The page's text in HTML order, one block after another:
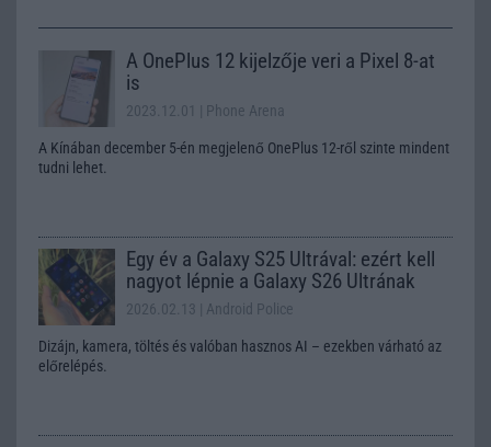
A OnePlus 12 kijelzője veri a Pixel 8-at
is
2023.12.01 | Phone Arena
A Kínában december 5-én megjelenő OnePlus 12-ről szinte mindent
tudni lehet.
Egy év a Galaxy S25 Ultrával: ezért kell
nagyot lépnie a Galaxy S26 Ultrának
2026.02.13 | Android Police
Dizájn, kamera, töltés és valóban hasznos AI – ezekben várható az
előrelépés.